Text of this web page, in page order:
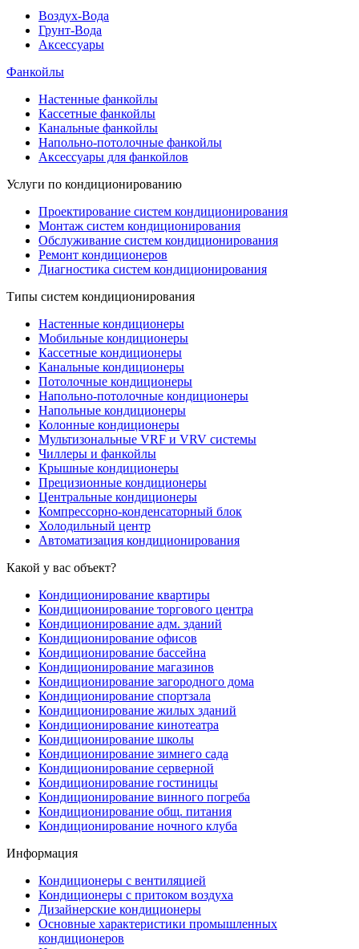
Воздух-Вода
Грунт-Вода
Аксессуары
Фанкойлы
Настенные фанкойлы
Кассетные фанкойлы
Канальные фанкойлы
Напольно-потолочные фанкойлы
Аксессуары для фанкойлов
Услуги по кондиционированию
Проектирование систем кондиционирования
Монтаж систем кондиционирования
Обслуживание систем кондиционирования
Ремонт кондиционеров
Диагностика систем кондиционирования
Типы систем кондиционирования
Настенные кондиционеры
Мобильные кондиционеры
Кассетные кондиционеры
Канальные кондиционеры
Потолочные кондиционеры
Напольно-потолочные кондиционеры
Напольные кондиционеры
Колонные кондиционеры
Мультизональные VRF и VRV системы
Чиллеры и фанкойлы
Крышные кондиционеры
Прецизионные кондиционеры
Центральные кондиционеры
Компрессорно-конденсаторный блок
Холодильный центр
Автоматизация кондиционирования
Какой у вас объект?
Кондиционирование квартиры
Кондиционирование торгового центра
Кондиционирование адм. зданий
Кондиционирование офисов
Кондиционирование бассейна
Кондиционирование магазинов
Кондиционирование загородного дома
Кондиционирование спортзала
Кондиционирование жилых зданий
Кондиционирование кинотеатра
Кондиционирование школы
Кондиционирование зимнего сада
Кондиционирование серверной
Кондиционирование гостиницы
Кондиционирование винного погреба
Кондиционирование общ. питания
Кондиционирование ночного клуба
Информация
Кондиционеры с вентиляцией
Кондиционеры с притоком воздуха
Дизайнерские кондиционеры
Основные характеристики промышленных
кондиционеров